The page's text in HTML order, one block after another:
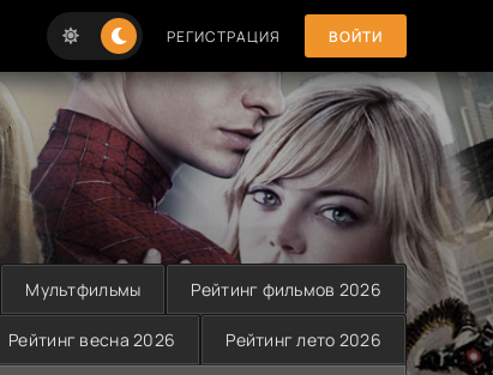
РЕГИСТРАЦИЯ ВОЙТИ
Мультфильмы Рейтинг фильмов 2026
Рейтинг весна 2026 Рейтинг лето 2026